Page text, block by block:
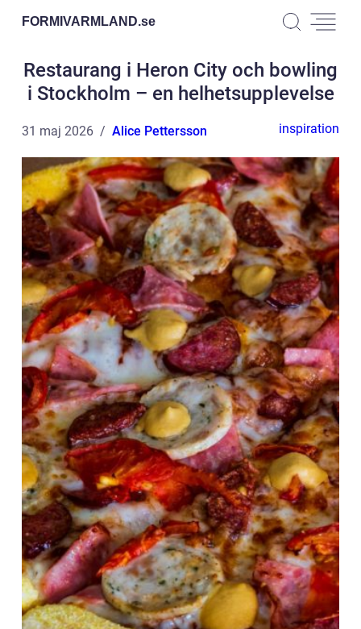
FORMIVARMLAND.se
Restaurang i Heron City och bowling
i Stockholm – en helhetsupplevelse
31 maj 2026 Alice Pettersson inspiration